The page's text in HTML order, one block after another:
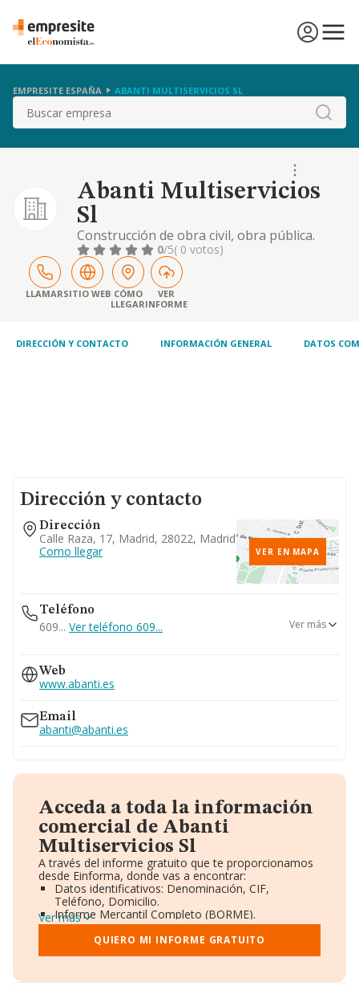
EMPRESITE ESPAÑA ABANTI MULTISERVICIOS SL
Buscar
Abanti Multiservicios
Sl
Construcción de obra civil, obra pública.
0/5( 0 votos)
LLAMARSITIO WEB CÓMO
LLEGAR
VER
INFORME
DIRECCIÓN Y CONTACTO INFORMACIÓN GENERAL DATOS
Dirección y contacto
Dirección
Calle Raza, 17, Madrid, 28022, Madrid
Como llegar
VER EN MAPA
Teléfono
609... Ver teléfono 609...
696...
Ver teléfono 696...
Ver más
Web
www.abanti.es
Email
abanti@abanti.es
Acceda a toda la información
comercial de Abanti
Multiservicios Sl
A través del informe gratuito que te proporcionamos
desde Einforma, donde vas a encontrar:
Datos identificativos: Denominación, CIF,
Teléfono, Domicilio.
Informe Mercantil Completo (BORME).
Gráficos de Evolución Ventas y Empleados.
Consejo de Administración y Administradores.
Directivos y Ejecutivos.
Ver más
QUIERO MI INFORME GRATUITO